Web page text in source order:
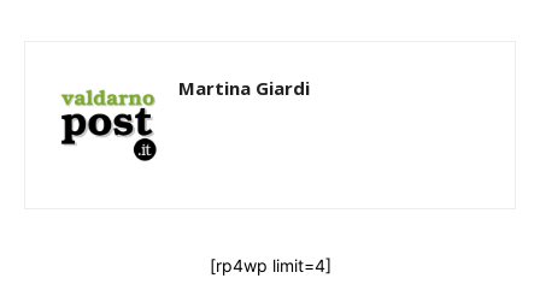
Martina Giardi
[rp4wp limit=4]